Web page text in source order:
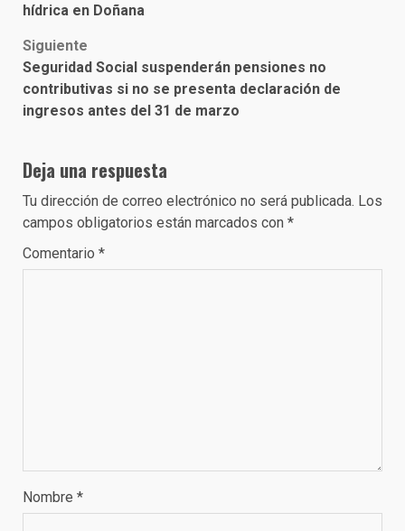
navigation
hídrica en Doñana
Siguiente
Seguridad Social suspenderán pensiones no
contributivas si no se presenta declaración de
ingresos antes del 31 de marzo
Deja una respuesta
Tu dirección de correo electrónico no será publicada. Los
campos obligatorios están marcados con *
Comentario *
Nombre *